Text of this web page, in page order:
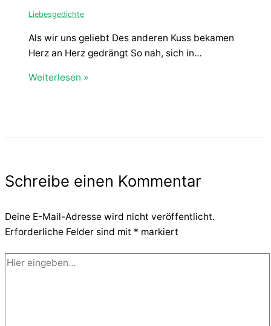
Liebesgedichte
Als wir uns geliebt Des anderen Kuss bekamen
Herz an Herz gedrängt So nah, sich in…
Weiterlesen »
Schreibe einen Kommentar
Deine E-Mail-Adresse wird nicht veröffentlicht.
Erforderliche Felder sind mit * markiert
Hier